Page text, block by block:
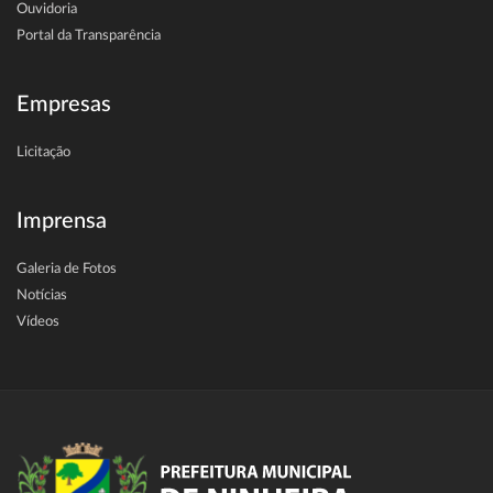
Ouvidoria
Portal da Transparência
Empresas
Licitação
Imprensa
Galeria de Fotos
Notícias
Vídeos